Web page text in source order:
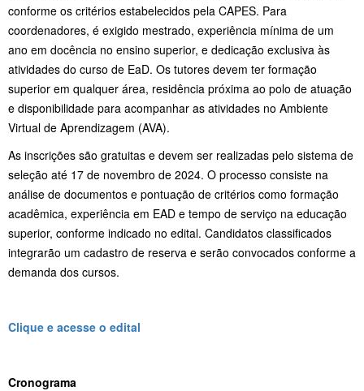
conforme os critérios estabelecidos pela CAPES. Para
coordenadores, é exigido mestrado, experiência mínima de um
ano em docência no ensino superior, e dedicação exclusiva às
atividades do curso de EaD. Os tutores devem ter formação
superior em qualquer área, residência próxima ao polo de atuação
e disponibilidade para acompanhar as atividades no Ambiente
Virtual de Aprendizagem (AVA).
As inscrições são gratuitas e devem ser realizadas pelo sistema de
seleção até 17 de novembro de 2024. O processo consiste na
análise de documentos e pontuação de critérios como formação
acadêmica, experiência em EAD e tempo de serviço na educação
superior, conforme indicado no edital. Candidatos classificados
integrarão um cadastro de reserva e serão convocados conforme a
demanda dos cursos.
Clique e acesse o edital
Cronograma